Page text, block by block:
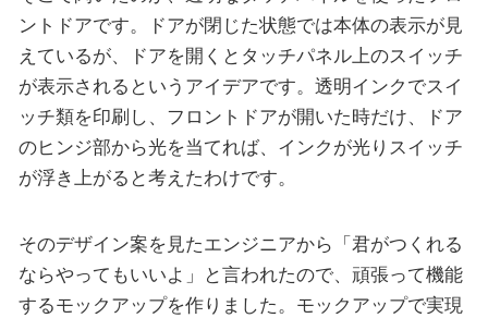
ントドアです。ドアが閉じた状態では本体の表示が見
えているが、ドアを開くとタッチパネル上のスイッチ
が表示されるというアイデアです。透明インクでスイ
ッチ類を印刷し、フロントドアが開いた時だけ、ドア
のヒンジ部から光を当てれば、インクが光りスイッチ
が浮き上がると考えたわけです。
そのデザイン案を見たエンジニアから「君がつくれる
ならやってもいいよ」と言われたので、頑張って機能
するモックアップを作りました。モックアップで実現